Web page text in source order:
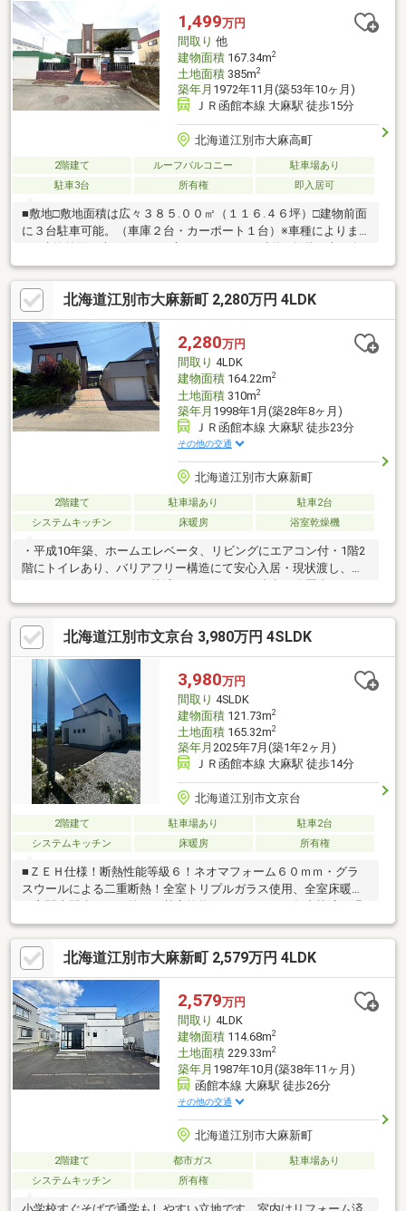
1,499万円
間取り 他
建物面積167.34m2
土地面積385m2
築年月 1972年11月(築53年10ヶ月)
ＪＲ函館本線 大麻駅 徒歩15分
北海道江別市大麻高町
2階建て ルーフバルコニー
駐車場あり
駐車3台
所有権 即入居可
■敷地□敷地面積は広々３８５.００㎡（１１６.４６坪）□建物前面
に３台駐車可能。（車庫２台・カーポート１台）※車種によりま
きリビングで陽当り良好。□玄関を共有し、程良い距離感を叶え
ます。□水回りが各階にあり、それぞれの生活リズムを保てま
す。■周辺環境□「セイコーマート」徒歩４分・「ツルハドラッ
グ」徒歩１１分・「トライアル」徒歩１３分□徒歩１５分圏内に
内科・小児科・耳鼻科があり安心。□徒歩１０分圏内に保育園や
児童会館があり、子育て家族にも適した環境。□徒歩３分の「大
麻東公園」は野球場やテニスコート設備あり。
北海道江別市大麻新町 2,280万円 4LDK
2,280万円
間取り 4LDK
建物面積164.22m2
土地面積310m2
築年月 1998年1月(築28年8ヶ月)
ＪＲ函館本線 大麻駅 徒歩23分
その他の交通
北海道江別市大麻新町
2階建て 駐車場あり
駐車2台
システムキッチン
床暖房 浴室乾燥機
・平成10年築、ホームエレベータ、リビングにエアコン付・1階2
階にトイレあり、バリアフリー構造にて安心入居・現状渡し、お
パーあり便利※当社で室内のご案内が可能です※事務所不在が多い
ため、お問い合わせはメールにてお願いいたします
北海道江別市文京台 3,980万円 4SLDK
3,980万円
間取り 4SLDK
建物面積121.73m2
土地面積165.32m2
築年月 2025年7月(築1年2ヶ月)
ＪＲ函館本線 大麻駅 徒歩14分
北海道江別市文京台
2階建て 駐車場あり
駐車2台
システムキッチン
床暖房 所有権
■ＺＥＨ仕様！断熱性能等級６！ネオマフォーム６０ｍｍ・グラ
スウールによる二重断熱！全室トリプルガラス使用、全室床暖房
ごせます♪ ■ウルトラファインバブル標準仕様：大変な家事であ
る「掃除、洗濯食器洗い」が楽になります。「キッチン、トイ
レ、洗濯、排水」等の配管の汚れも落とし、キレイをキープ！■
有限会社三邦工務店施工の新築一戸建住宅！■ハイブリッド給湯
暖房システムＶＩＶＩＤＯ最適な運転をＡＩで自動判断し、ガス
と電気を切換えします。
北海道江別市大麻新町 2,579万円 4LDK
2,579万円
間取り 4LDK
建物面積114.68m2
土地面積229.33m2
築年月 1987年10月(築38年11ヶ月)
函館本線 大麻駅 徒歩26分
その他の交通
北海道江別市大麻新町
2階建て 都市ガス
駐車場あり
システムキッチン
所有権